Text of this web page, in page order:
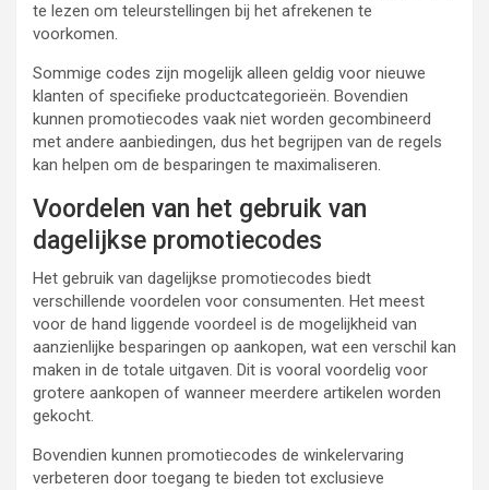
te lezen om teleurstellingen bij het afrekenen te
voorkomen.
Sommige codes zijn mogelijk alleen geldig voor nieuwe
klanten of specifieke productcategorieën. Bovendien
kunnen promotiecodes vaak niet worden gecombineerd
met andere aanbiedingen, dus het begrijpen van de regels
kan helpen om de besparingen te maximaliseren.
Voordelen van het gebruik van
dagelijkse promotiecodes
Het gebruik van dagelijkse promotiecodes biedt
verschillende voordelen voor consumenten. Het meest
voor de hand liggende voordeel is de mogelijkheid van
aanzienlijke besparingen op aankopen, wat een verschil kan
maken in de totale uitgaven. Dit is vooral voordelig voor
grotere aankopen of wanneer meerdere artikelen worden
gekocht.
Bovendien kunnen promotiecodes de winkelervaring
verbeteren door toegang te bieden tot exclusieve